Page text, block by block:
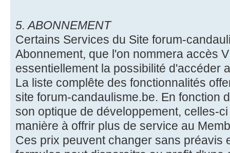
5. ABONNEMENT
Certains Services du Site forum-
Abonnement, que l'on nommera accès
essentiellement la possibilité d'accéder
La liste complête des fonctionnalités
site forum-candaulisme.be. En fonction
son optique de développement, celles-
manière à offrir plus de service au
Ces prix peuvent changer sans préavis